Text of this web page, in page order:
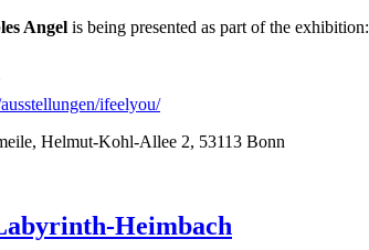
Angel is being presented as part of the exhibition:
ifeelyou/
Helmut-Kohl-Allee 2, 53113 Bonn
Heimbach